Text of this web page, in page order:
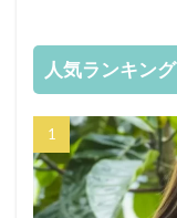
人気ランキング